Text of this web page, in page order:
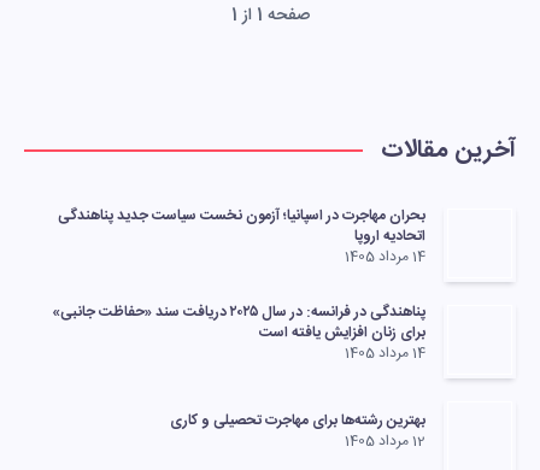
صفحه 1 از 1
آخرین مقالات
بحران مهاجرت در اسپانیا؛ آزمون نخست سیاست جدید پناهندگی
اتحادیه اروپا
14 مرداد 1405
پناهندگی در فرانسه: در سال ۲۰۲۵ دریافت سند «حفاظت جانبی»
برای زنان افزایش یافته است
14 مرداد 1405
بهترین رشته‌ها برای مهاجرت تحصیلی و کاری
12 مرداد 1405